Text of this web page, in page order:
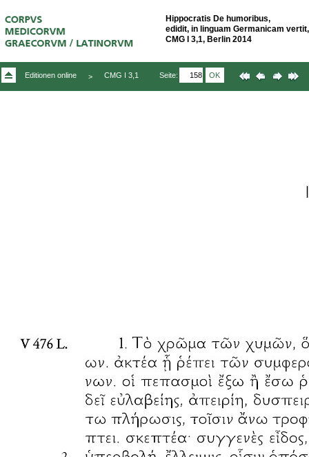
Hippocratis De humoribus,
edidit, in linguam Germanicam
CMG I 3,1, Berlin 2014
Editionen online > CMG I 3,1 Seite: OK